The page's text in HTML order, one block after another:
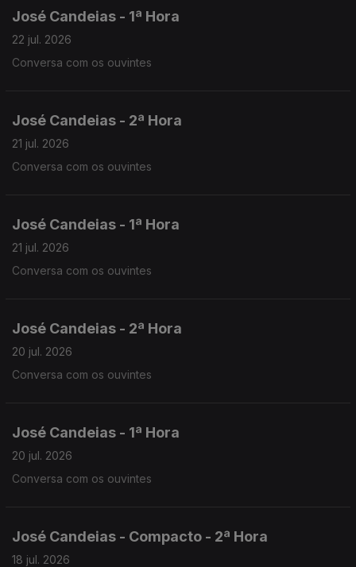
José Candeias - 1ª Hora
22 jul. 2026
Conversa com os ouvintes
José Candeias - 2ª Hora
21 jul. 2026
Conversa com os ouvintes
José Candeias - 1ª Hora
21 jul. 2026
Conversa com os ouvintes
José Candeias - 2ª Hora
20 jul. 2026
Conversa com os ouvintes
José Candeias - 1ª Hora
20 jul. 2026
Conversa com os ouvintes
José Candeias - Compacto - 2ª Hora
18 jul. 2026